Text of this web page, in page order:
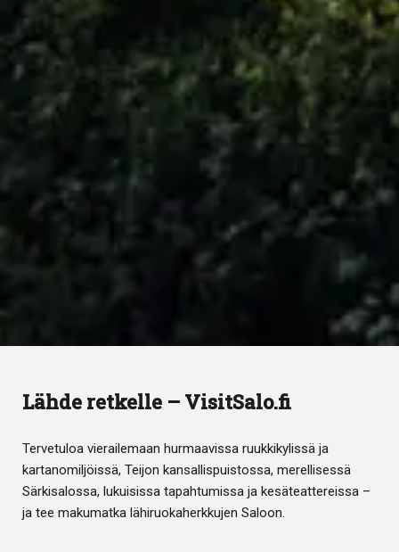
Lähde retkelle – VisitSalo.fi
Tervetuloa vierailemaan hurmaavissa ruukkikylissä ja
kartanomiljöissä, Teijon kansallispuistossa, merellisessä
Särkisalossa, lukuisissa tapahtumissa ja kesäteattereissa –
ja tee makumatka lähiruokaherkkujen Saloon.